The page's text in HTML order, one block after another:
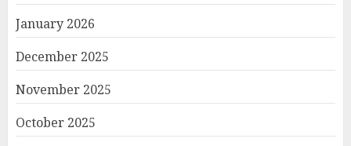
January 2026
December 2025
November 2025
October 2025